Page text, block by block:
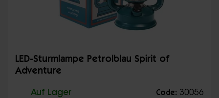
LED-Sturmlampe Petrolblau Spirit of
Adventure
Auf Lager Code: 30056